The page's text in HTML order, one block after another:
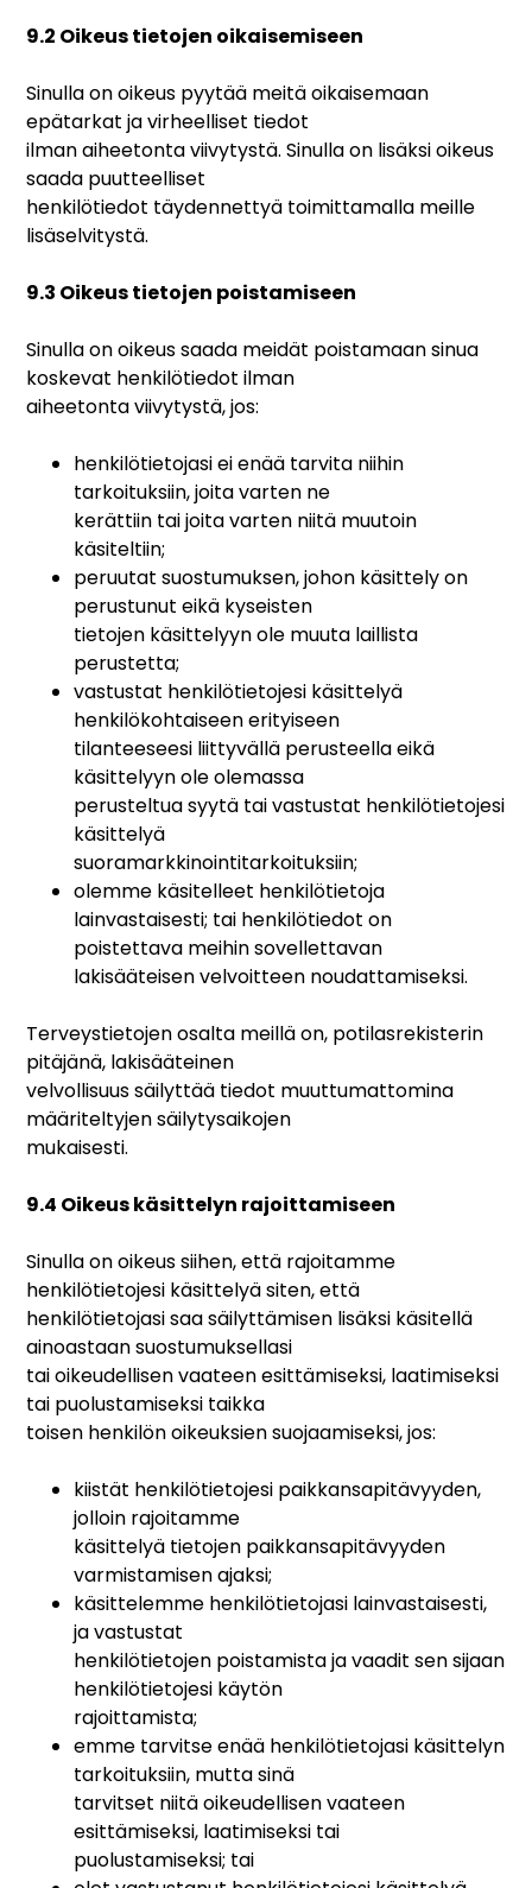
9.2 Oikeus tietojen oikaisemiseen
Sinulla on oikeus pyytää meitä oikaisemaan
epätarkat ja virheelliset tiedot
ilman aiheetonta viivytystä. Sinulla on lisäksi oikeus
saada puutteelliset
henkilötiedot täydennettyä toimittamalla meille
lisäselvitystä.
9.3 Oikeus tietojen poistamiseen
Sinulla on oikeus saada meidät poistamaan sinua
koskevat henkilötiedot ilman
aiheetonta viivytystä, jos:
henkilötietojasi ei enää tarvita niihin
tarkoituksiin, joita varten ne
kerättiin tai joita varten niitä muutoin
käsiteltiin;
peruutat suostumuksen, johon käsittely on
perustunut eikä kyseisten
tietojen käsittelyyn ole muuta laillista
perustetta;
vastustat henkilötietojesi käsittelyä
henkilökohtaiseen erityiseen
tilanteeseesi liittyvällä perusteella eikä
käsittelyyn ole olemassa
perusteltua syytä tai vastustat henkilötietojesi
käsittelyä
suoramarkkinointitarkoituksiin;
olemme käsitelleet henkilötietoja
lainvastaisesti; tai henkilötiedot on
poistettava meihin sovellettavan
lakisääteisen velvoitteen noudattamiseksi.
Terveystietojen osalta meillä on, potilasrekisterin
pitäjänä, lakisääteinen
velvollisuus säilyttää tiedot muuttumattomina
määriteltyjen säilytysaikojen
mukaisesti.
9.4 Oikeus käsittelyn rajoittamiseen
Sinulla on oikeus siihen, että rajoitamme
henkilötietojesi käsittelyä siten, että
henkilötietojasi saa säilyttämisen lisäksi käsitellä
ainoastaan suostumuksellasi
tai oikeudellisen vaateen esittämiseksi, laatimiseksi
tai puolustamiseksi taikka
toisen henkilön oikeuksien suojaamiseksi, jos:
kiistät henkilötietojesi paikkansapitävyyden,
jolloin rajoitamme
käsittelyä tietojen paikkansapitävyyden
varmistamisen ajaksi;
käsittelemme henkilötietojasi lainvastaisesti,
ja vastustat
henkilötietojen poistamista ja vaadit sen sijaan
henkilötietojesi käytön
rajoittamista;
emme tarvitse enää henkilötietojasi käsittelyn
tarkoituksiin, mutta sinä
tarvitset niitä oikeudellisen vaateen
esittämiseksi, laatimiseksi tai
puolustamiseksi; tai